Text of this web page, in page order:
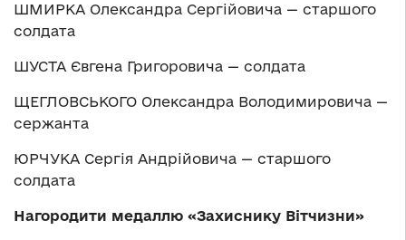
ШМИРКА Олександра Сергійовича — старшого
солдата
ШУСТА Євгена Григоровича — солдата
ЩЕГЛОВСЬКОГО Олександра Володимировича —
сержанта
ЮРЧУКА Сергія Андрійовича — старшого
солдата
Нагородити медаллю «Захиснику Вітчизни»